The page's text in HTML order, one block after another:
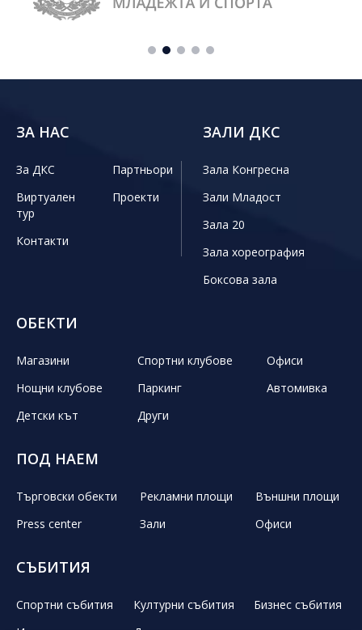
ЗА НАС
За ДКС
Партньори
Виртуален
тур
Проекти
Контакти
ЗАЛИ ДКС
Зала Конгресна
Зали Младост
Зала 20
Зала хореография
Боксова зала
ОБЕКТИ
Магазини Спортни клубове
Офиси
Нощни клубове
Паркинг
Автомивка
Детски кът
Други
ПОД НАЕМ
Търговски обекти Рекламни площи
Външни площи
Press center
Зали Офиси
СЪБИТИЯ
Спортни събития Културни събития
Бизнес събития